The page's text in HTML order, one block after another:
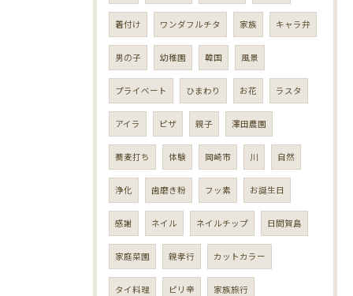
着付け ワンダフルチタ 家族 キャラ弁
男の子 幼稚園 韓国 風景
プライベート ひまわり お花 ラスタ
アイラ ピザ 親子 澤田農園
蕎麦打ち 体験 岡崎市 川 自然
浄化 歯磨き粉 フッ素 お誕生日
感謝 ネイル ネイルチップ 日間賀島
家庭菜園 親孝行 カットカラー
タイ料理 ピリ辛 家族旅行